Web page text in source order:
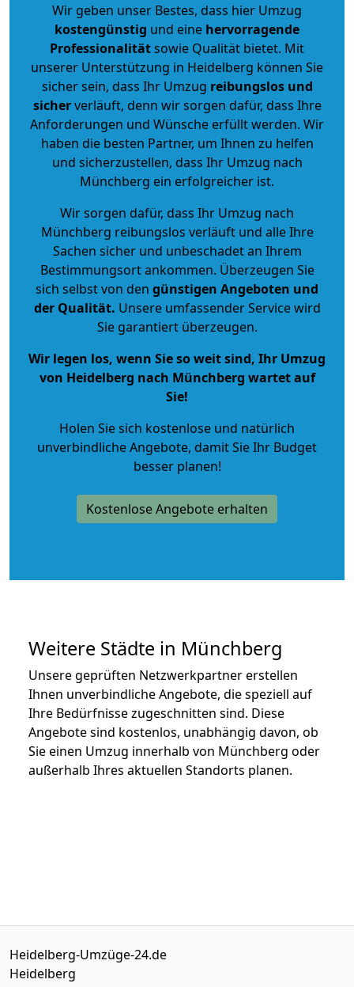
Wir geben unser Bestes, dass hier Umzug
kostengünstig und eine hervorragende
Professionalitätsowie Qualität bietet. Mit
unserer Unterstützung in Heidelberg können Sie
sicher sein, dass Ihr Umzug reibungslos und
sicherverläuft, denn wir sorgen dafür, dass Ihre
Anforderungen und Wünsche erfüllt werden. Wir
haben die besten Partner, um Ihnen zu helfen
und sicherzustellen, dass Ihr Umzug nach
Münchberg ein erfolgreicher ist.
Wir sorgen dafür, dass Ihr Umzug nach
Münchberg reibungslos verläuft und alle Ihre
Sachen sicher und unbeschadet an Ihrem
Bestimmungsort ankommen. Überzeugen Sie
sich selbst von den günstigen Angeboten und
der Qualität. Unsere umfassender Service wird
Sie garantiert überzeugen.
Wir legen los, wenn Sie so weit sind, Ihr Umzug
von Heidelberg nach Münchberg wartet auf
Sie!
Holen Sie sich kostenlose und natürlich
unverbindliche Angebote, damit Sie Ihr Budget
besser planen!
Kostenlose Angebote erhalten
Weitere Städte in Münchberg
Unsere geprüften Netzwerkpartner erstellen
Ihnen unverbindliche Angebote, die speziell auf
Ihre Bedürfnisse zugeschnitten sind. Diese
Angebote sind kostenlos, unabhängig davon, ob
Sie einen Umzug innerhalb von Münchberg oder
außerhalb Ihres aktuellen Standorts planen.
Heidelberg-Umzüge-24.de
Heidelberg